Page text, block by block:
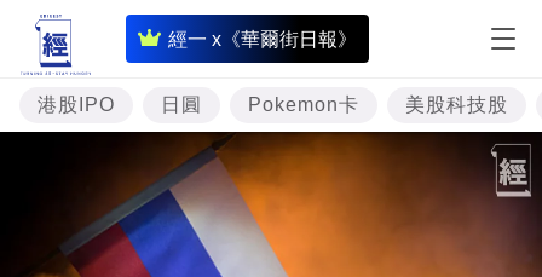
經一 x《華爾街日報》
即
時
財
經
專
題
投
港股IPO 日圓 Pokemon卡 美股科技股